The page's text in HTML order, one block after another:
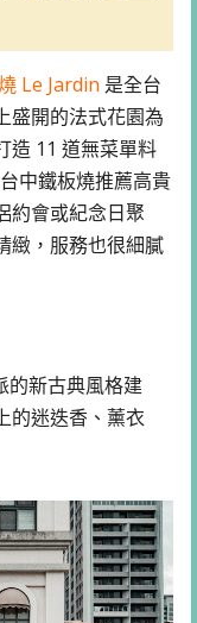
Le Jardin 是全台
盛開的法式花園為
造 11 道無菜單料
中鐵板燒推薦高貴
約會或紀念日聚
緻，服務也很細膩
的新古典風格建
的迷迭香、薰衣